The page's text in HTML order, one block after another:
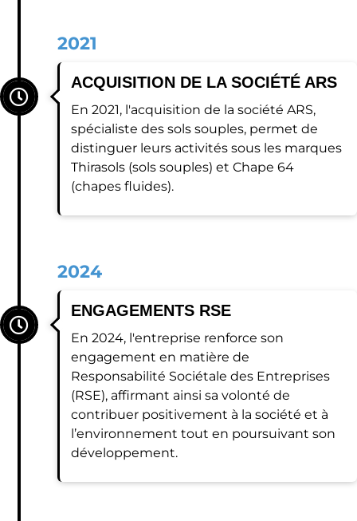
2021
ACQUISITION DE LA SOCIÉTÉ ARS
En 2021, l'acquisition de la société ARS,
spécialiste des sols souples, permet de
distinguer leurs activités sous les marques
Thirasols (sols souples) et Chape 64
(chapes fluides).
2024
ENGAGEMENTS RSE
En 2024, l'entreprise renforce son
engagement en matière de
Responsabilité Sociétale des Entreprises
(RSE), affirmant ainsi sa volonté de
contribuer positivement à la société et à
l’environnement tout en poursuivant son
développement.